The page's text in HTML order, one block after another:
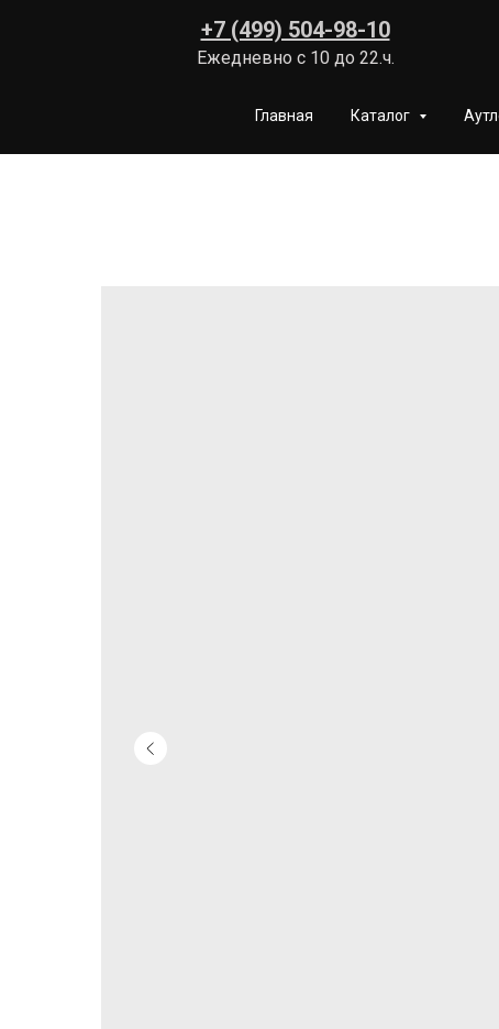
+7 (499) 504-98-10
Ежедневно с 10 до 22.ч.
Главная
Каталог